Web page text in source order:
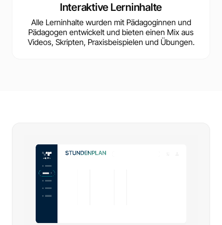
Interaktive Lerninhalte
Alle Lerninhalte wurden mit Pädagoginnen und
Pädagogen entwickelt und bieten einen Mix aus
Videos, Skripten, Praxisbeispielen und Übungen.